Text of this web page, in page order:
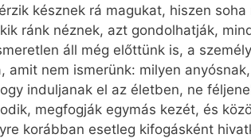
késznek rá magukat, hiszen
ránk néznek, azt gondolhatják,
áll még előttünk is, a
nem ismerünk: milyen
induljanak el az életben, ne
megfogják egymás kezét, és
korábban esetleg kifogásként